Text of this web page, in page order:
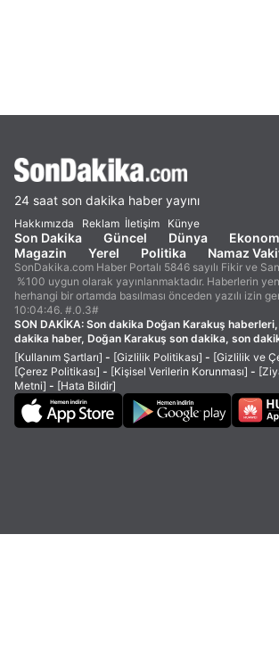
24 saat son dakika haber yayını
Hakkımızda Reklam İletişim Künye
Son Dakika Güncel Dünya
Magazin
Yerel Politika Namaz
SonDakika.com Haber Portalı 5846 sayılı Fikir ve
%100 uygun olarak yayınlanmaktadır. Haberlerin
herhangi bir ortamda basılması önceden yazılı izin
10:04:46. #.0.3#
SON DAKİKA: Son dakika Doğan Karakuş
dakika haber, Doğan Karakuş son dakika, son
[Kullanım Şartları] - [Gizlilik Politikası] - [Gizlilik ve
[Çerez Politikası] - [Kişisel Verilerin Korunması] -
Metni] - [Hata Bildir]